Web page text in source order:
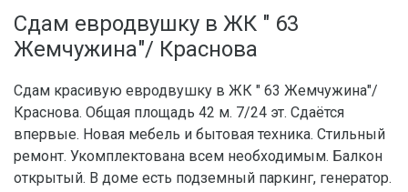
Сдам евродвушку в ЖК " 63
Жемчужина"/ Краснова
Сдам красивую евродвушку в ЖК " 63 Жемчужина"/
Краснова. Общая площадь 42 м. 7/24 эт. Сдаётся
впервые. Новая мебель и бытовая техника. Стильный
ремонт. Укомплектована всем необходимым. Балкон
открытый. В доме есть подземный паркинг, генератор.